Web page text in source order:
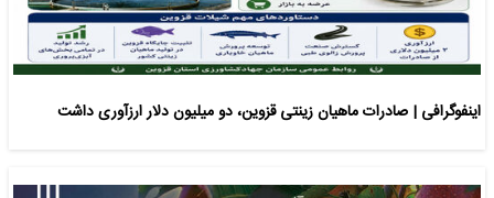
اینفوگرافی | صادرات ماهیان زینتی قزوین، دو میلیون دلار ارزآوری داشت